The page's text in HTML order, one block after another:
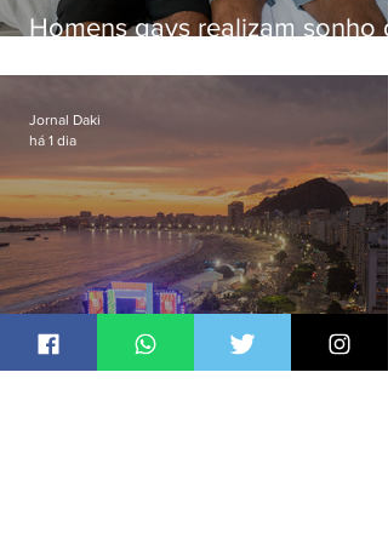
Homens gays realizam sonho
paternidade
Jornal Daki
há 1 dia